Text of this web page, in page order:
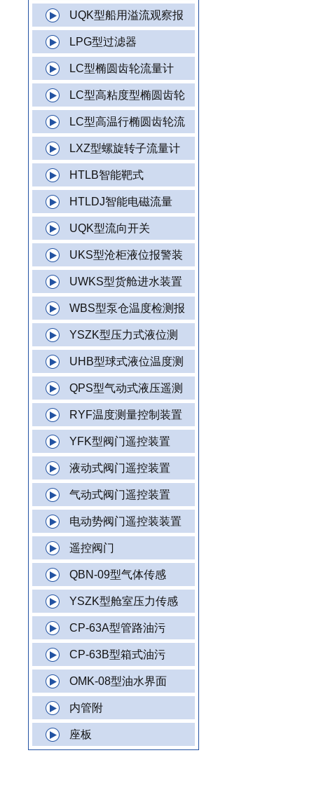
UQK型船用溢流观察报
LPG型过滤器
LC型椭圆齿轮流量计
LC型高粘度型椭圆齿轮
LC型高温行椭圆齿轮流
LXZ型螺旋转子流量计
HTLB智能靶式
HTLDJ智能电磁流量
UQK型流向开关
UKS型沧柜液位报警装
UWKS型货舱进水装置
WBS型泵仓温度检测报
YSZK型压力式液位测
UHB型球式液位温度测
QPS型气动式液压遥测
RYF温度测量控制装置
YFK型阀门遥控装置
液动式阀门遥控装置
气动式阀门遥控装置
电动势阀门遥控装装置
遥控阀门
QBN-09型气体传感
YSZK型舱室压力传感
CP-63A型管路油污
CP-63B型箱式油污
OMK-08型油水界面
内管附
座板